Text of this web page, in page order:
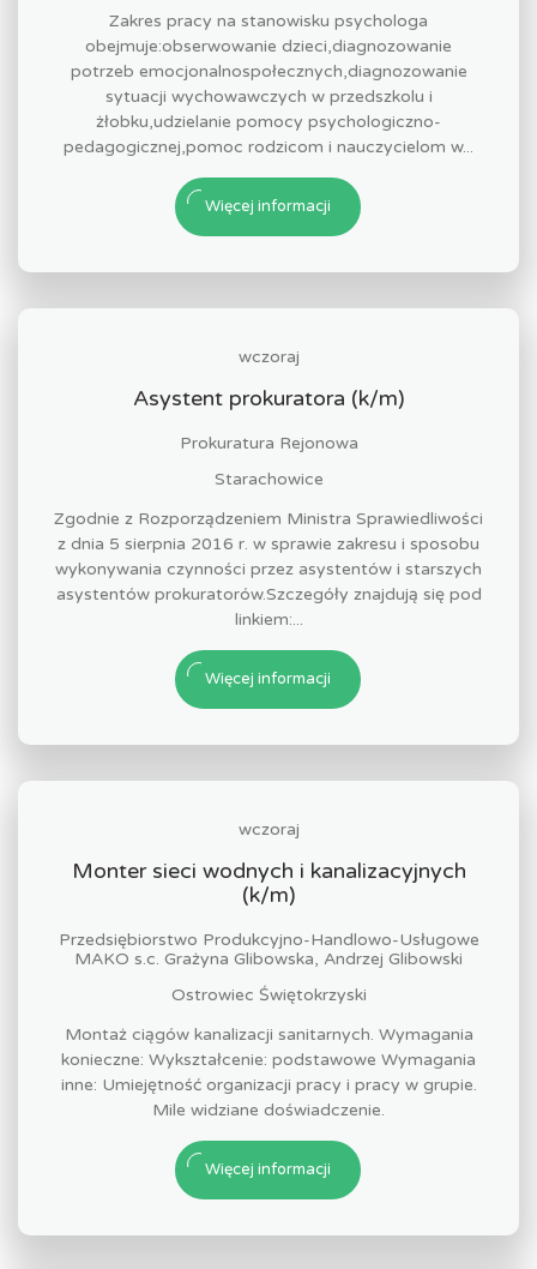
Zakres pracy na stanowisku psychologa
obejmuje:obserwowanie dzieci,diagnozowanie
potrzeb emocjonalnospołecznych,diagnozowanie
sytuacji wychowawczych w przedszkolu i
żłobku,udzielanie pomocy psychologiczno-
pedagogicznej,pomoc rodzicom i nauczycielom w...
Więcej informacji
wczoraj
Asystent prokuratora (k/m)
Prokuratura Rejonowa
Starachowice
Zgodnie z Rozporządzeniem Ministra Sprawiedliwości
z dnia 5 sierpnia 2016 r. w sprawie zakresu i sposobu
wykonywania czynności przez asystentów i starszych
asystentów prokuratorów.Szczegóły znajdują się pod
linkiem:...
Więcej informacji
wczoraj
Monter sieci wodnych i kanalizacyjnych
(k/m)
Przedsiębiorstwo Produkcyjno-Handlowo-Usługowe
MAKO s.c. Grażyna Glibowska, Andrzej Glibowski
Ostrowiec Świętokrzyski
Montaż ciągów kanalizacji sanitarnych. Wymagania
konieczne: Wykształcenie: podstawowe Wymagania
inne: Umiejętność organizacji pracy i pracy w grupie.
Mile widziane doświadczenie.
Więcej informacji